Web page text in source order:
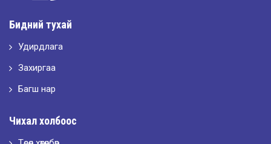
“ХҮСЛЭН 2026” хувцас загварын улсын уралдаан,
Бидний тухай
Удирдлага
Захиргаа
Багш нар
Чихал холбоос